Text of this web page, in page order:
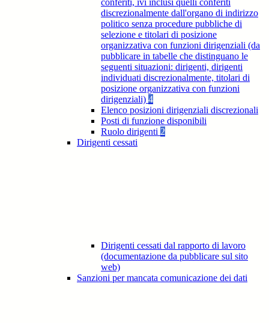
conferiti, ivi inclusi quelli conferiti
discrezionalmente dall'organo di indirizzo
politico senza procedure pubbliche di
selezione e titolari di posizione
organizzativa con funzioni dirigenziali (da
pubblicare in tabelle che distinguano le
seguenti situazioni: dirigenti, dirigenti
individuati discrezionalmente, titolari di
posizione organizzativa con funzioni
dirigenziali) 4
Elenco posizioni dirigenziali discrezionali
Posti di funzione disponibili
Ruolo dirigenti 2
Dirigenti cessati
Dirigenti cessati dal rapporto di lavoro
(documentazione da pubblicare sul sito
web)
Sanzioni per mancata comunicazione dei dati